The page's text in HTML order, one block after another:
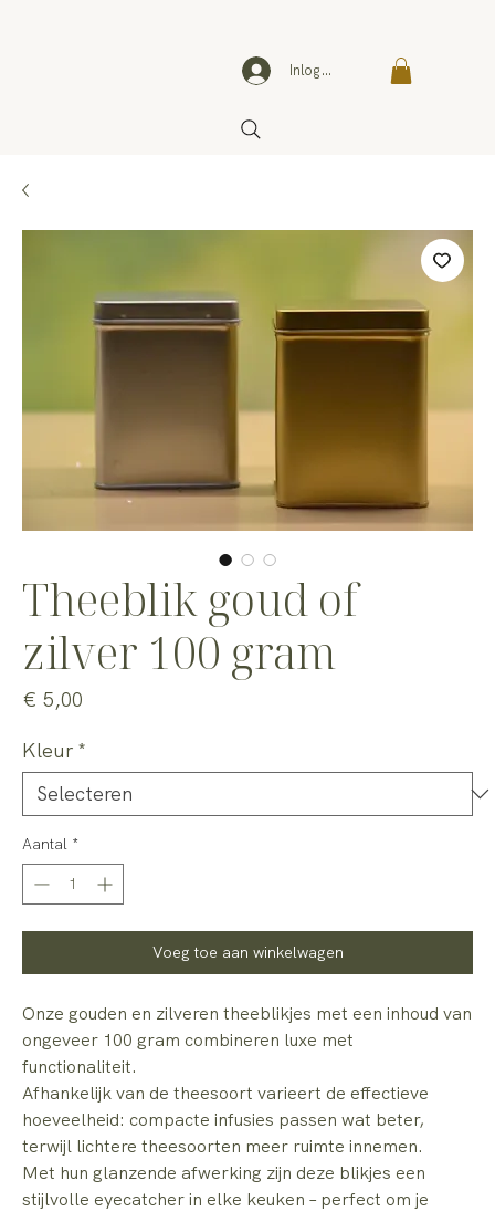
Inloggen
Theeblik goud of
zilver 100 gram
€ 5,00
Kleur *
Aantal *
Voeg toe aan winkelwagen
Onze gouden en zilveren theeblikjes met een inhoud van
ongeveer 100 gram combineren luxe met
functionaliteit.
Afhankelijk van de theesoort varieert de effectieve
hoeveelheid: compacte infusies passen wat beter,
terwijl lichtere theesoorten meer ruimte innemen.
Met hun glanzende afwerking zijn deze blikjes een
stijlvolle eyecatcher in elke keuken – perfect om je